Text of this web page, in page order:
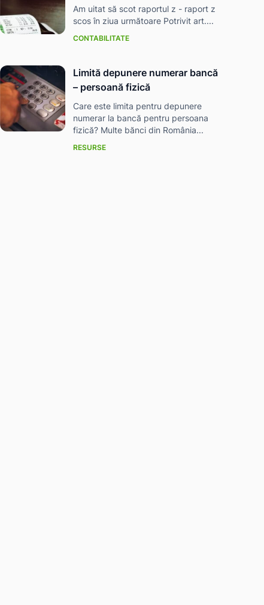
Am uitat să scot raportul z - raport z
scos în ziua următoare Potrivit art....
CONTABILITATE
Limită depunere numerar bancă
– persoană fizică
Care este limita pentru depunere
numerar la bancă pentru persoana
fizică? Multe bănci din România...
RESURSE